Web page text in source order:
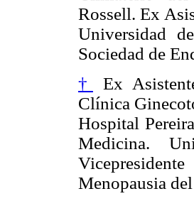
Rossell. Ex
Universidad
Sociedad de
†
Ex
Clínica
Hospital
Medicina.
Menopausia